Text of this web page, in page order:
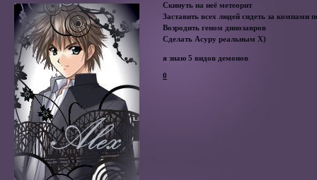
Скинуть на неё метеорит
Заставить всех людей сидеть за компами
Возродить геном динозавров
Сделать Асуру реальным Х)
я знаю 5 видов демонов
0